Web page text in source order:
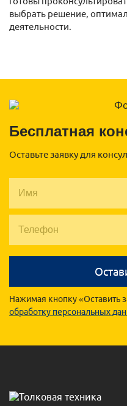
выбрать решение,
деятельности.
Бесплатная
Оставьте заявку для
Нажимая кнопку «Оставить
обработку персональных